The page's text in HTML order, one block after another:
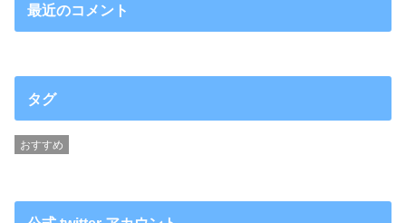
最近のコメント
タグ
おすすめ